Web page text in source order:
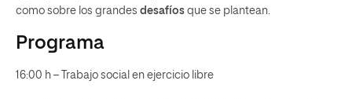
como sobre los grandes desafíos que se plantean.
Programa
16:00 h – Trabajo social en ejercicio libre